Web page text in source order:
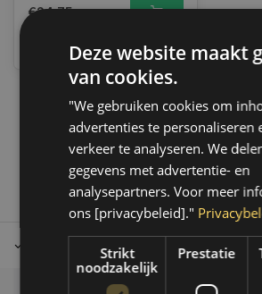
€24,75
Vergelijk
Tot 30 dagen retour sturen. Op
Deze website maakt
van cookies.
"We gebruiken cookies om
advertenties te personaliseren
verkeer te analyseren. We
gegevens met advertentie- en
analysepartners. Voor meer
ons [privacybeleid]."
Strikt
noodzakelijk
Prestatie